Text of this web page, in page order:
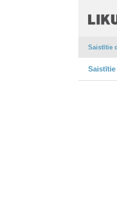
Saistītie